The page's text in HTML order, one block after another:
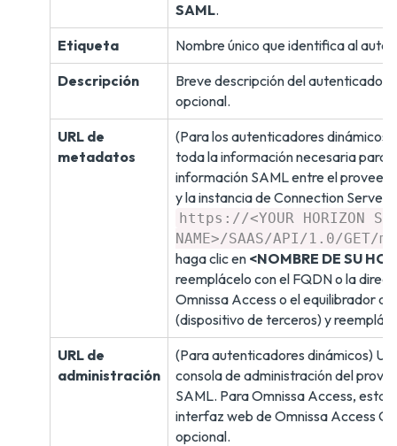
SAML.
Etiqueta
Nombre único que identifica al
Descripción
Breve descripción del autenticador
opcional.
URL de
metadatos
(Para los autenticadores
toda la información necesaria para
información SAML entre el
y la instancia de Connection Server.
https://<YOUR HORIZON
NAME>/SAAS/API/1.0/GET/
haga clic en <NOMBRE DE SU
reemplácelo con el FQDN o la
Omnissa Access o el equilibrador
(dispositivo de terceros) y
URL de
administración
(Para autenticadores dinámicos)
consola de administración del
SAML. Para Omnissa Access, esta
interfaz web de Omnissa Access
opcional.